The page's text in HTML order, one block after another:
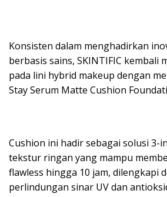
Konsisten dalam menghadirkan
berbasis sains, SKINTIFIC kembali
pada lini hybrid makeup dengan
Stay Serum Matte Cushion
Cushion ini hadir sebagai solusi 3-
tekstur ringan yang mampu
flawless hingga 10 jam, dilengkapi
perlindungan sinar UV dan